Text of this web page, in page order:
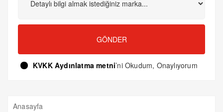
GÖNDER
KVKK Aydınlatma metni’ni Okudum, Onaylıyorum
Anasayfa